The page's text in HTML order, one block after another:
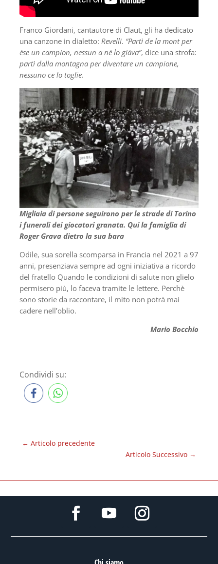
Franco Giordani, cantautore di Claut, gli ha dedicato
una canzone in dialetto: Revelli. “Partì de la mont per
èse un campion, nessun a né lo giàva”, dice una strofa:
partì dalla montagna per diventare un campione,
nessuno ce lo toglie.
Migliaia di persone seguirono per le strade di Torino
i funerali dei giocatori granata. Qui la famiglia di
Roger Grava dietro la sua bara
Odile, sua sorella scomparsa in Francia nel 2021 a 97
anni, presenziava sempre ad ogni iniziativa a ricordo
del fratello Quando le condizioni di salute non glielo
permisero più, lo faceva tramite le lettere. Perchè
sono storie da raccontare, il mito non potrà mai
cadere nell’oblio.
Mario Bocchio
Condividi su:
← Articolo precedente
Articolo Successivo →